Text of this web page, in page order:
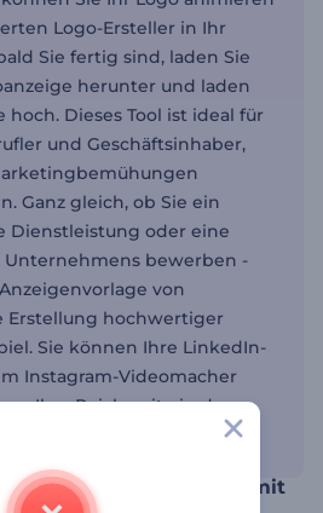
Logo-Ersteller in Ihr
Sie fertig sind, laden Sie
herunter und laden
hoch. Dieses Tool ist ideal für
und Geschäftsinhaber,
Ganz gleich, ob Sie ein
Dienstleistung oder eine
Unternehmens bewerben -
von
Erstellung hochwertiger
Sie können Ihre LinkedIn-
Instagram-Videomacher
Ihre Reichweite in den
weiter zu erhöhen.
Social Media Marketing mit
Videoanzeige